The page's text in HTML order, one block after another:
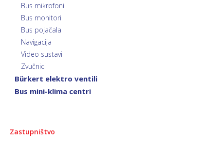
Bus mikrofoni
Bus monitori
Bus pojačala
Navigacija
Video sustavi
Zvučnici
Bürkert elektro ventili
Bus mini-klima centri
Zastupništvo